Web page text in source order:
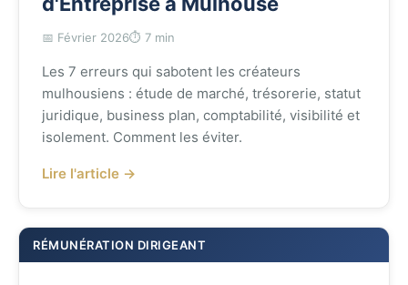
📅 Février 2026⏱️ 7 min
Les 7 erreurs qui sabotent les créateurs
mulhousiens : étude de marché, trésorerie, statut
juridique, business plan, comptabilité, visibilité et
isolement. Comment les éviter.
Lire l'article →
RÉMUNÉRATION DIRIGEANT